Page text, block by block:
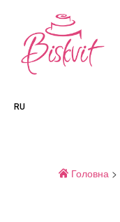
RU
Головна>